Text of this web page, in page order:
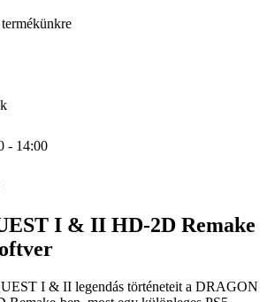
- 14:00
I & II HD-2D Remake
I & II legendás történeteit a DRAGON